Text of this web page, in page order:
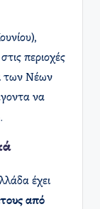
περιοχές
των Νέων
να
έχει
από